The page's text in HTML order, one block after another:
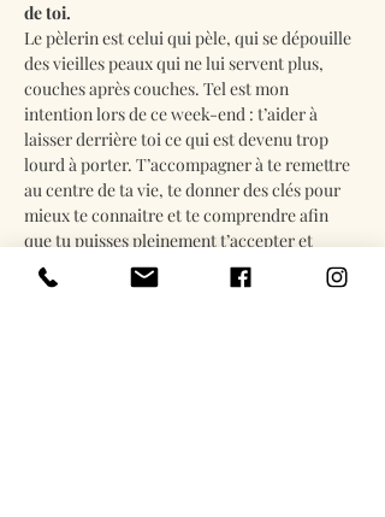
de toi.
Le pèlerin est celui qui pèle, qui se dépouille
des vieilles peaux qui ne lui servent plus,
couches après couches. Tel est mon
intention lors de ce week-end : t’aider à
laisser derrière toi ce qui est devenu trop
lourd à porter. T’accompagner à te remettre
au centre de ta vie, te donner des clés pour
mieux te connaitre et te comprendre afin
que tu puisses pleinement t’accepter et
t’aimer.
Tu es en quête de sérénité et :